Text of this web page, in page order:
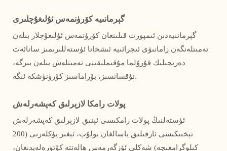
گېرمانىيە كۆرۈنمەس ئۇلىغۇچلىرى
گېرمانىيەدىن ئىمپورت قىلىنغان كۆرۈنمەس ئۇلىغۇچلار بىلەن
تەمىنلەنگەن زامانىۋى ئىجرائىيە ئىشخانا ئۈستەللىرىمىز سانائەت
دەرىجىلىك قۇرۇلما مۇقىملىقىنى تەمىنلەش بىلەن بىرگە،
نۇقسانسىز، بۇراماسىز كۆرۈنۈشكە ئىگە.
پولات رامكا لازېرلىق كەپشەرلەش
ئۈستەلنىڭ پولات رامكىسى ئېنىق لازېرلىق كەپشەرلەش
تېخنىكىسى ئارقىلىق ياسالغان بولۇپ، ئېغىر يۈكلەرنى (200
كىلوگرامغىچە) شەكلى ئۆزگەرمەس ھالەتتە كۆتۈرەلەيدىغان،